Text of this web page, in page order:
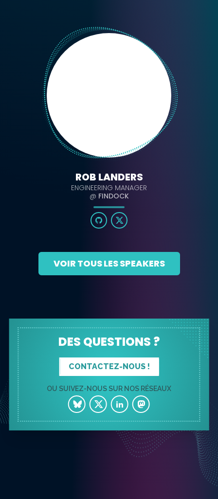
ROB LANDERS
ENGINEERING MANAGER
@ FINDOCK
VOIR TOUS LES SPEAKERS
DES QUESTIONS ?
CONTACTEZ-NOUS !
OU SUIVEZ-NOUS SUR NOS RÉSEAUX